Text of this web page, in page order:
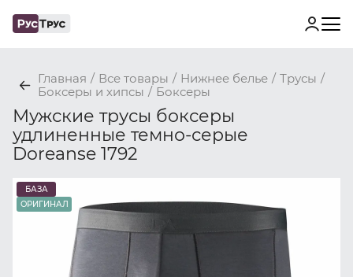
Главная / Все товары / Нижнее белье / Трусы /
Боксеры и хипсы / Боксеры
Мужские трусы боксеры
удлиненные темно-серые
Doreanse 1792
БАЗА
ОРИГИНАЛ